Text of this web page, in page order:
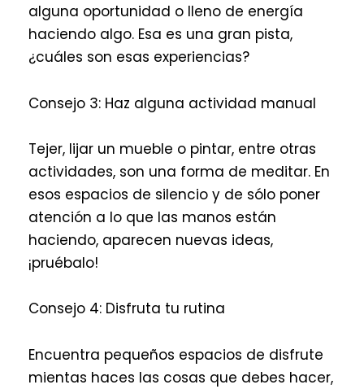
alguna oportunidad o lleno de energía
haciendo algo. Esa es una gran pista,
¿cuáles son esas experiencias?
Consejo 3: Haz alguna actividad manual
Tejer, lijar un mueble o pintar, entre otras
actividades, son una forma de meditar. En
esos espacios de silencio y de sólo poner
atención a lo que las manos están
haciendo, aparecen nuevas ideas,
¡pruébalo!
Consejo 4: Disfruta tu rutina
Encuentra pequeños espacios de disfrute
mientas haces las cosas que debes hacer,